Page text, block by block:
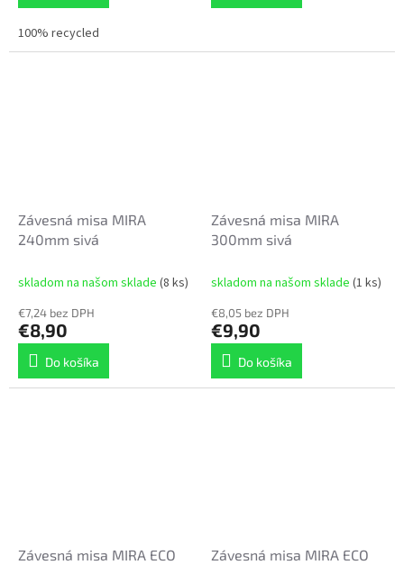
100% recycled
Závesná misa MIRA
240mm sivá
skladom na našom sklade (8 ks)
€7,24 bez DPH
€8,90
Do košíka
Závesná misa MIRA
300mm sivá
skladom na našom sklade (1 ks)
€8,05 bez DPH
€9,90
Do košíka
Závesná misa MIRA ECO
Závesná misa MIRA ECO